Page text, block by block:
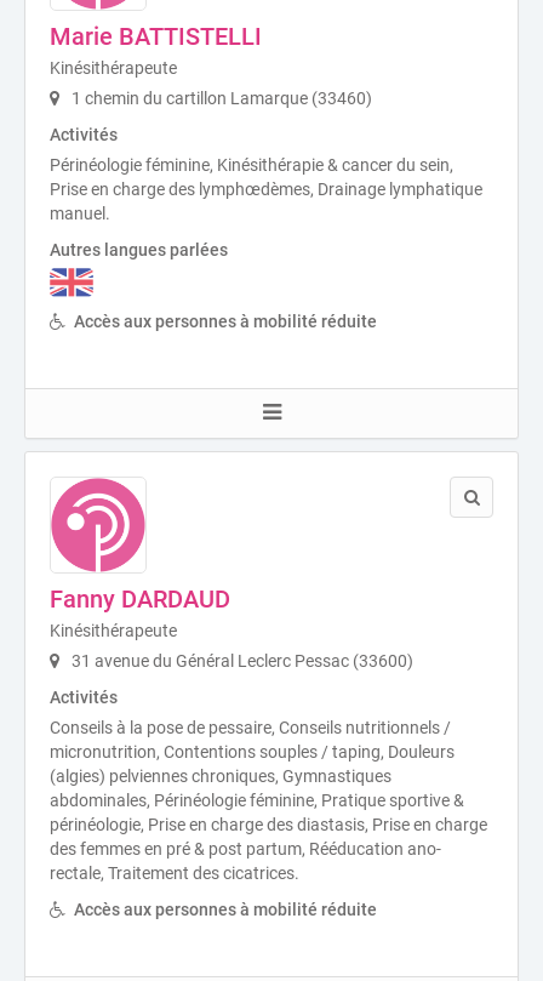
Marie BATTISTELLI
Kinésithérapeute
1 chemin du cartillon Lamarque (33460)
Activités
Périnéologie féminine, Kinésithérapie & cancer du sein,
Prise en charge des lymphœdèmes, Drainage lymphatique
manuel.
Autres langues parlées
Accès aux personnes à mobilité réduite
Fanny DARDAUD
Kinésithérapeute
31 avenue du Général Leclerc Pessac (33600)
Activités
Conseils à la pose de pessaire, Conseils nutritionnels /
micronutrition, Contentions souples / taping, Douleurs
(algies) pelviennes chroniques, Gymnastiques
abdominales, Périnéologie féminine, Pratique sportive &
périnéologie, Prise en charge des diastasis, Prise en charge
des femmes en pré & post partum, Rééducation ano-
rectale, Traitement des cicatrices.
Accès aux personnes à mobilité réduite